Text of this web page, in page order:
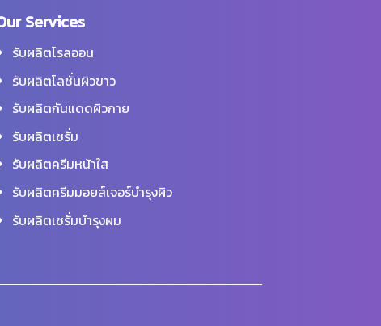
Services
รับผลิตโรลออน
รับผลิตโลชั่นผิวขาว
รับผลิตกันแดดผิวกาย
รับผลิตเซรั่ม
รับผลิตครีมหน้าใส
รับผลิตครีมมอยส์เจอร์บำรุงผิว
รับผลิตเซรั่มบำรุงผม